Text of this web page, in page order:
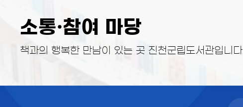
소통·참여 마당
책과의 행복한 만남이 있는 곳 진천군립도서관입니다.